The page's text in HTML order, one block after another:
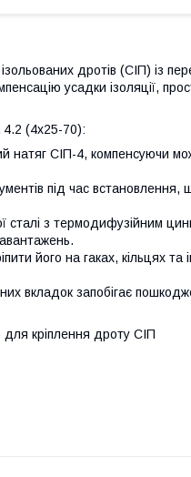
дротів (СІП) із
усадки ізоляції,
4.2 (4х25-70):
натяг СІП-4, компенсуючи
під час встановлення,
сталі з термодифузійним
його на гаках, кільцях та
вкладок запобігає
кріплення дроту СІП